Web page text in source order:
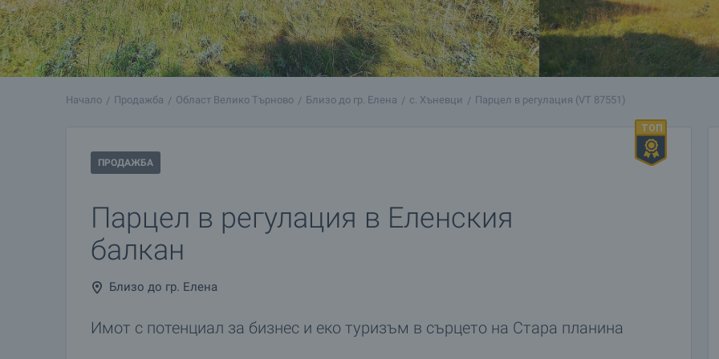
Начало Продажба Област Велико Търново Близо до гр. Елена с. Хъневци Парцел в регулация (VT 87551)
ПРОДАЖБА
Парцел в регулация в Еленския
балкан
Близо до гр. Елена
Имот с потенциал за бизнес и еко туризъм в сърцето на Стара планина